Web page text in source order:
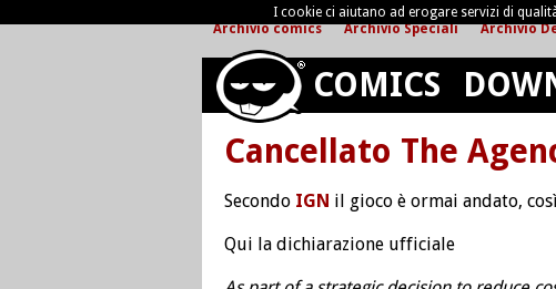
Archivio comics Archivio Speciali Archivio
COMICS
Cancellato The
Secondo IGN il gioco è ormai andato,
Qui la dichiarazione ufficiale
I cookie ci aiutano ad erogare servizi di